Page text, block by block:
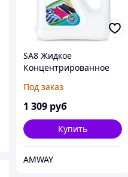
SA8 Жидкое
Концентрированное
Под заказ
1 309 руб
Купить
AMWAY